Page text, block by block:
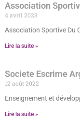
Association
4 avril 2023
Association Sportive Du
Lire la suite »
Societe Escrime
12 août 2022
Enseignement et
Lire la suite »